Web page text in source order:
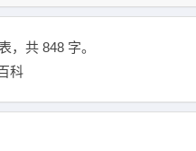
，共 848 字。
科